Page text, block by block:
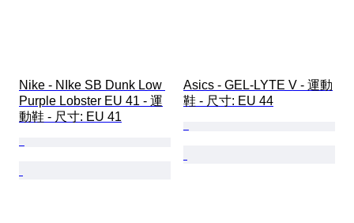
Nike - NIke SB Dunk Low
Purple Lobster EU 41 - 運
動鞋 - 尺寸: EU 41
Asics - GEL-LYTE V - 運動
鞋 - 尺寸: EU 44